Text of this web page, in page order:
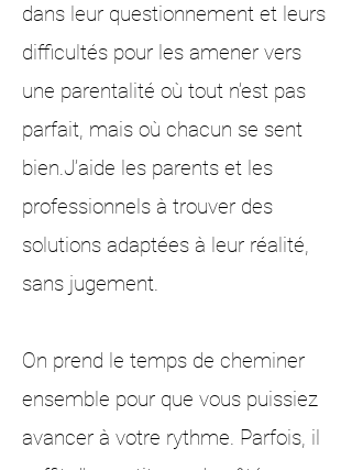
dans leur questionnement et leurs
difficultés pour les amener vers
une parentalité où tout n’est pas
parfait, mais où chacun se sent
bien.​​J’aide les parents et les
professionnels à trouver des
solutions adaptées à leur réalité,
sans jugement. ​
On prend le temps de cheminer
ensemble pour que vous puissiez
avancer à votre rythme. ​Parfois, il